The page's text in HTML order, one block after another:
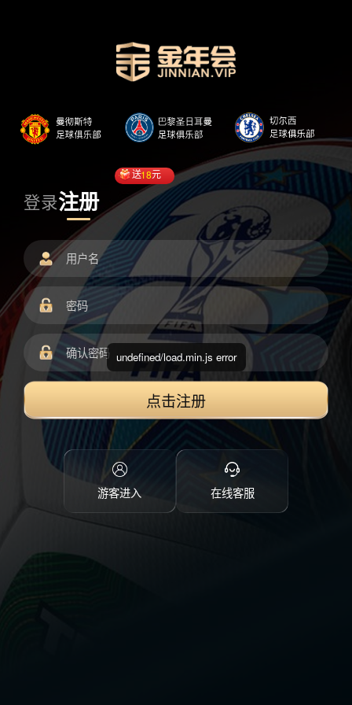
登录注册
送18元
点击注册
游客进入 在线客服
undefined/load.min.js error